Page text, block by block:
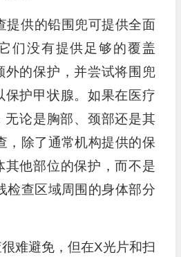
提供的铅围兜可提供全面
们没有提供足够的覆盖
外的保护，并尝试将围兜
保护甲状腺。如果在医疗
无论是胸部、颈部还是其
，除了通常机构提供的保
其他部位的保护，而不是
检查区域周围的身体部分
难避免，但在X光片和扫